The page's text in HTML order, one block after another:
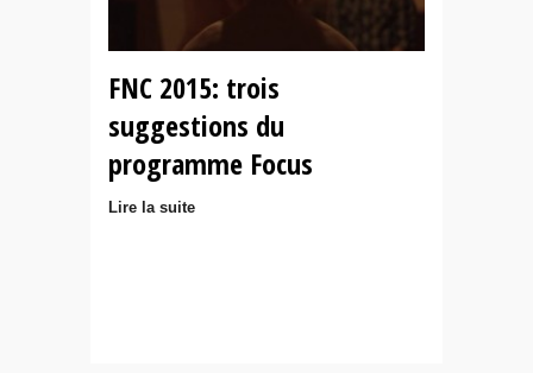
FNC 2015: trois
suggestions du
programme Focus
Lire la suite